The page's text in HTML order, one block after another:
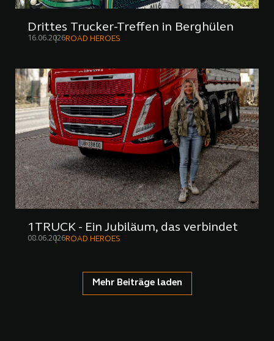
Drittes Trucker-Treffen in Berghülen
16.06.2026ROAD HEROES
1TRUCK - Ein Jubiläum, das verbindet
08.06.2026ROAD HEROES
Mehr Beiträge laden